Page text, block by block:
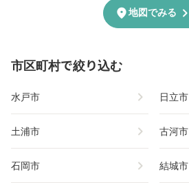
location_on地図でみる chevron_right
市区町村で絞り込む
水戸市 chevron_right 日立市
土浦市 chevron_right 古河市
石岡市 chevron_right 結城市